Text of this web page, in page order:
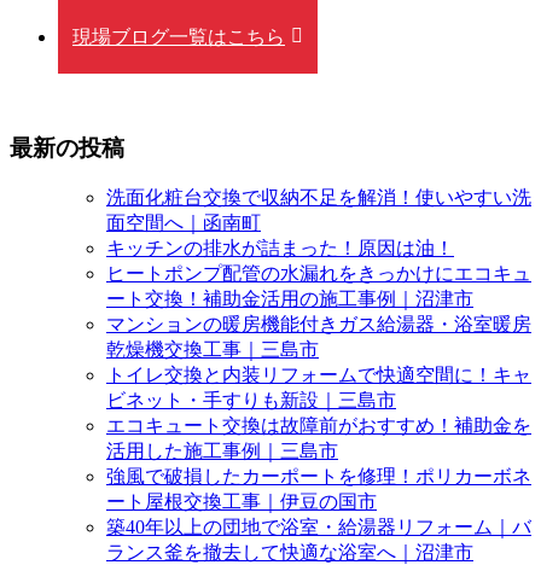
現場ブログ一覧はこちら
最新の投稿
洗面化粧台交換で収納不足を解消！使いやすい洗
面空間へ｜函南町
キッチンの排水が詰まった！原因は油！
ヒートポンプ配管の水漏れをきっかけにエコキュ
ート交換！補助金活用の施工事例｜沼津市
マンションの暖房機能付きガス給湯器・浴室暖房
乾燥機交換工事｜三島市
トイレ交換と内装リフォームで快適空間に！キャ
ビネット・手すりも新設｜三島市
エコキュート交換は故障前がおすすめ！補助金を
活用した施工事例｜三島市
強風で破損したカーポートを修理！ポリカーボネ
ート屋根交換工事｜伊豆の国市
築40年以上の団地で浴室・給湯器リフォーム｜バ
ランス釜を撤去して快適な浴室へ｜沼津市